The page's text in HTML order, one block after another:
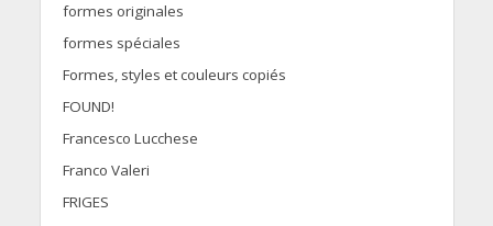
formes originales
formes spéciales
Formes, styles et couleurs copiés
FOUND!
Francesco Lucchese
Franco Valeri
FRIGES